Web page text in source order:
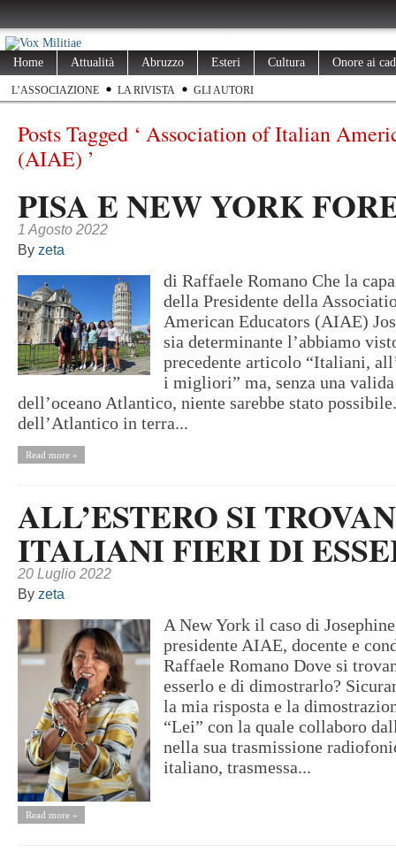
Home Attualità Abruzzo Esteri Cultura Onore ai
L’ASSOCIAZIONE LA RIVISTA GLI AUTORI
Posts Tagged ‘ Association of Italian
(AIAE) ’
PISA E NEW YORK
1 Agosto 2022
By zeta
di Raffaele Romano Che la
della Presidente della
American Educators (AIAE)
sia determinante l’abbiamo
precedente articolo “Italiani,
i migliori” ma, senza una
dell’oceano Atlantico, niente sarebbe stato
dell’Atlantico in terra...
Read more »
ALL’ESTERO SI
ITALIANI FIERI DI
20 Luglio 2022
By zeta
A New York il caso di
presidente AIAE, docente e
Raffaele Romano Dove si
esserlo e di dimostrarlo?
la mia risposta e la
“Lei” con la quale collaboro
nella sua trasmissione
italiano, trasmessa...
Read more »